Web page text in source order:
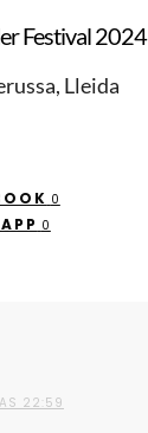
Festival 2024
Lleida
0
0
22:59